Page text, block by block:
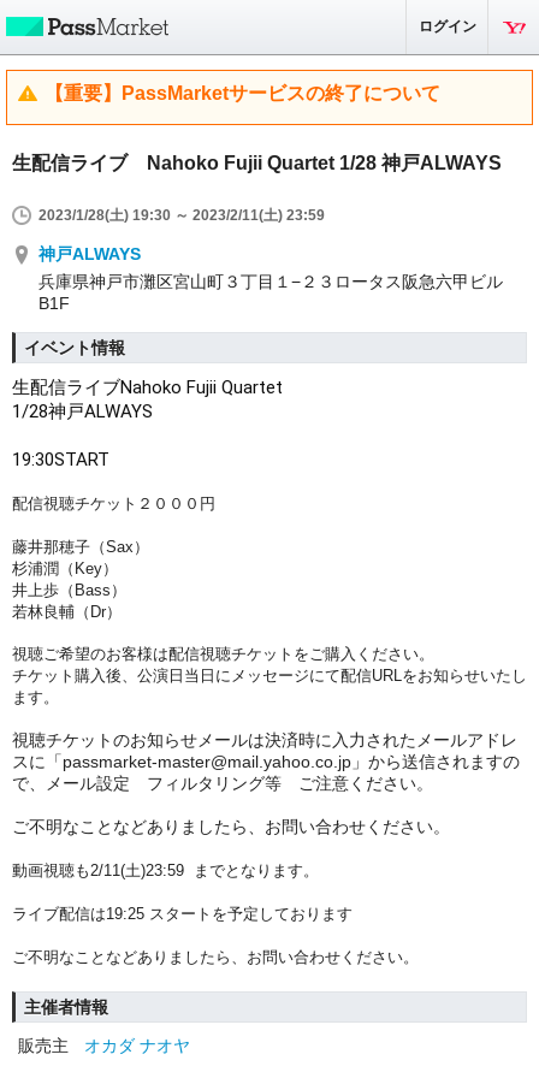
ログイン
【重要】PassMarketサービスの終了について
生配信ライブ Nahoko Fujii Quartet 1/28 神戸ALWAYS
2023/1/28(土) 19:30 ～ 2023/2/11(土) 23:59
神戸ALWAYS
兵庫県神戸市灘区宮山町３丁目１−２３ロータス阪急六甲ビル
B1F
イベント情報
生配信ライブNahoko Fujii Quartet
1/28神戸ALWAYS
19:30START
配信視聴チケット２０００円
藤井那穂子（Sax）
杉浦潤（Key）
井上歩（Bass）
若林良輔（Dr）
視聴ご希望のお客様は配信視聴チケットをご購入ください。
チケット購入後、公演日当日にメッセージにて配信URLをお知らせいたし
ます。
視聴チケットのお知らせメールは決済時に入力されたメールアドレ
スに「passmarket-master@mail.yahoo.co.jp」から送信されますの
で、メール設定 フィルタリング等 ご注意ください。
ご不明なことなどありましたら、お問い合わせください。
動画視聴も2/11(土)23:59 までとなります。
ライブ配信は19:25 スタートを予定しております
ご不明なことなどありましたら、お問い合わせください。
主催者情報
販売主
オカダ ナオヤ